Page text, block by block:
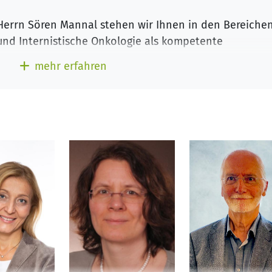
Sören Mannal stehen wir Ihnen in den Bereichen
Internistische Onkologie als kompetente
und hämatologischen Erkrankungen (Krebs
Abklärung bei Verdacht auf eine bösartige
von Blutprodukten sowie
Schwerpunktpraxis Heilbronn.
mehr erfahren